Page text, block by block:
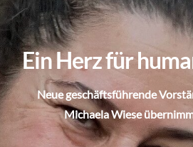
ÜBER UNS
ABOUT US (engl.)
AKTUELLES
Ein Herz für
Neue geschäftsführende
Michaela Wiese